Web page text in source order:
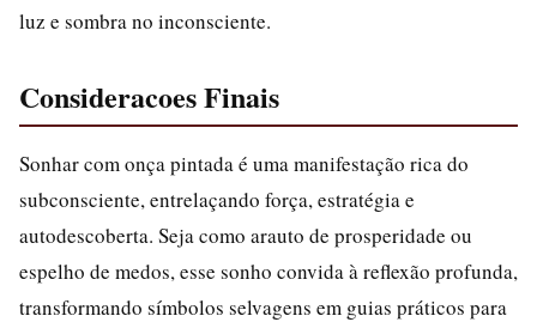
luz e sombra no inconsciente.
Consideracoes Finais
Sonhar com onça pintada é uma manifestação rica do
subconsciente, entrelaçando força, estratégia e
autodescoberta. Seja como arauto de prosperidade ou
espelho de medos, esse sonho convida à reflexão profunda,
transformando símbolos selvagens em guias práticos para